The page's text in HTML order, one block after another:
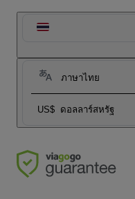
ภาษาไทย
US$ ดอลลาร์สหรัฐ